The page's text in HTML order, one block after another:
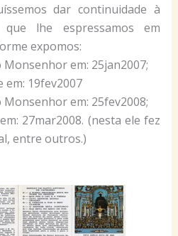
dar continuidade à
lhe espressamos em
expomos:
Monsenhor em: 25jan2007;
em: 19fev2007
em: 25fev2008;
27mar2008. (nesta ele fez
entre outros.)